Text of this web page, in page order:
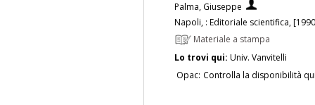
Palma, Giuseppe
Napoli, : Editoriale scientifica,
Materiale a stampa
Lo trovi qui: Univ. Vanvitelli
Opac: Controlla la disponibilità